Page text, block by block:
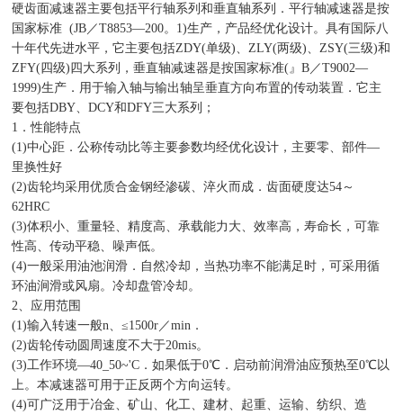
硬齿面减速器主要包括平行轴系列和垂直轴系列．平行轴减速器是按
国家标准 (JB／T8853—200。1)生产，产品经优化设计。具有国际八
十年代先进水平，它主要包括ZDY(单级)、ZLY(两级)、ZSY(三级)和
ZFY(四级)四大系列，垂直轴减速器是按国家标准(』B／T9002—
1999)生产．用于输入轴与输出轴呈垂直方向布置的传动装置．它主
要包括DBY、DCY和DFY三大系列；
1．性能特点
(1)中心距．公称传动比等主要参数均经优化设计，主要零、部件—
里换性好
(2)齿轮均采用优质合金钢经渗碳、淬火而成．齿面硬度达54～
62HRC
(3)体积小、重量轻、精度高、承载能力大、效率高，寿命长，可靠
性高、传动平稳、噪声低。
(4)一般采用油池润滑．自然冷却，当热功率不能满足时，可采用循
环油涧滑或风扇。冷却盘管冷却。
2、应用范围
(1)输入转速一般n、≤1500r／min．
(2)齿轮传动圆周速度不大于20mis。
(3)工作环境—40_50~'C．如果低于0℃．启动前润滑油应预热至0℃以
上。本减速器可用于正反两个方向运转。
(4)可广泛用于冶金、矿山、化工、建材、起重、运输、纺织、造